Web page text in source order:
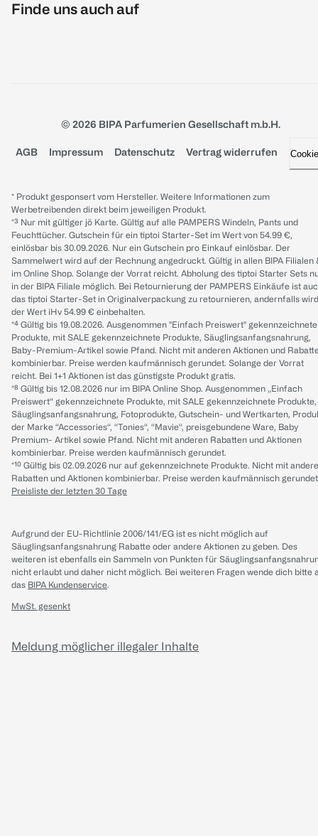
Finde uns auch auf
© 2026 BIPA Parfumerien Gesellschaft m.b.H.
AGB Impressum Datenschutz Vertrag widerrufen
* Produkt gesponsert vom Hersteller. Weitere Informationen zum
Werbetreibenden direkt beim jeweiligen Produkt.
*³ Nur mit gültiger jö Karte. Gültig auf alle PAMPERS Windeln, Pants und
Feuchttücher. Gutschein für ein tiptoi Starter-Set im Wert von 54.99 €,
einlösbar bis 30.09.2026. Nur ein Gutschein pro Einkauf einlösbar. Der
Sammelwert wird auf der Rechnung angedruckt. Gültig in allen BIPA Filialen
im Online Shop. Solange der Vorrat reicht. Abholung des tiptoi Starter Sets
in der BIPA Filiale möglich. Bei Retournierung der PAMPERS Einkäufe ist
das tiptoi Starter-Set in Originalverpackung zu retournieren, andernfalls wird
der Wert iHv 54.99 € einbehalten.
*⁴ Gültig bis 19.08.2026. Ausgenommen "Einfach Preiswert" gekennzeichnete
Produkte, mit SALE gekennzeichnete Produkte, Säuglingsanfangsnahrung,
Baby-Premium-Artikel sowie Pfand. Nicht mit anderen Aktionen und
kombinierbar. Preise werden kaufmännisch gerundet. Solange der Vorrat
reicht. Bei 1+1 Aktionen ist das günstigste Produkt gratis.
*⁸ Gültig bis 12.08.2026 nur im BIPA Online Shop. Ausgenommen „Einfach
Preiswert“ gekennzeichnete Produkte, mit SALE gekennzeichnete Produkte,
Säuglingsanfangsnahrung, Fotoprodukte, Gutschein- und Wertkarten,
der Marke “Accessories“, “Tonies“, “Mavie“, preisgebundene Ware, Baby
Premium- Artikel sowie Pfand. Nicht mit anderen Rabatten und Aktionen
kombinierbar. Preise werden kaufmännisch gerundet.
*¹⁰ Gültig bis 02.09.2026 nur auf gekennzeichnete Produkte. Nicht mit
Rabatten und Aktionen kombinierbar. Preise werden kaufmännisch
Preisliste der letzten 30 Tage
Aufgrund der EU-Richtlinie 2006/141/EG ist es nicht möglich auf
Säuglingsanfangsnahrung Rabatte oder andere Aktionen zu geben. Des
weiteren ist ebenfalls ein Sammeln von Punkten für
nicht erlaubt und daher nicht möglich. Bei weiteren Fragen wende dich bitte
das BIPA Kundenservice.
MwSt. gesenkt
Meldung möglicher illegaler Inhalte